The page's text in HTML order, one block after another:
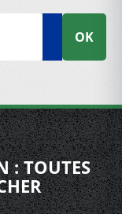
OK
: TOUTES